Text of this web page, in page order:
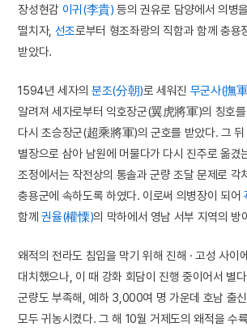
장성현감 이귀(李貴) 등의 권유로 담양에서 의병
떨치자, 선조로부터 형조좌랑의 직함과 함께 충
받았다.
1594년 세자의 분조(分朝)로 세워진 무군사(撫
알려져 세자로부터 익호장군(翼虎將軍)의 칭호
다시 초승장군(超乘將軍)의 군호를 받았다. 그
별장으로 삼아 남원에 머물다가 다시 진주로 옮겼
조정에서는 작전상의 통솔과 군량 조달 문제로 각
충용군에 속하도록 하였다. 이로써 의병장이 되어
함께권율(權慄)의 막하에서 영남 서부 지역의 방
왜적의 전라도 침입을 막기 위해 진해 · 고성 사이
대치했으나, 이 때 강화 회담이 진행 중이어서 별
군량도 부족해, 예하 3,000여 명 가운데 호남 출
모두 귀농시켰다. 그 해 10월 거제도의 왜적을 수